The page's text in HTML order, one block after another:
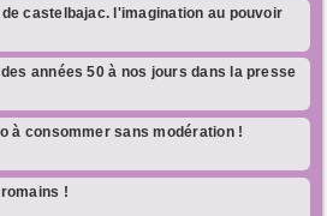
castelbajac. l'imagination au pouvoir
années 50 à nos jours dans la presse
à consommer sans modération !
!